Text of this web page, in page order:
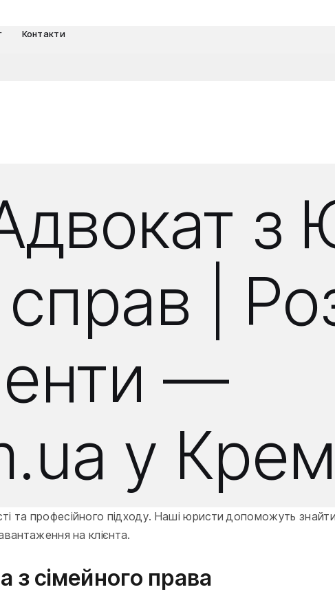
Контакти
з
|
—
у
та професійного підходу. Наші юристи допоможуть
на клієнта.
з сімейного права